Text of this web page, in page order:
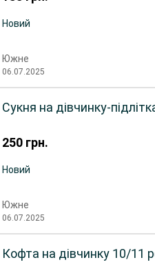
Новий
Южне
06.07.2025
250 грн.
Сукня на дівчинку-
Новий
Южне
06.07.2025
Кофта на дівчинку 10/11